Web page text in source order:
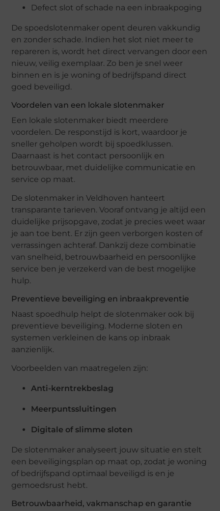
Defect slot of schade na een inbraakpoging
De spoedslotenmaker opent deuren vakkundig
en zonder schade. Indien het slot niet meer te
repareren is, wordt het direct vervangen door een
nieuw, veilig exemplaar. Zo ben je snel weer
binnen en is je woning of bedrijfspand direct
goed beveiligd.
Voordelen van een lokale slotenmaker
Een lokale slotenmaker biedt meerdere
voordelen. De responstijd is kort, waardoor je
sneller geholpen wordt bij spoedklussen.
Daarnaast is het contact persoonlijk en
betrouwbaar, met duidelijke communicatie en
service op maat.
De slotenmaker in Veldhoven hanteert
transparante tarieven. Vooraf ontvang je altijd een
duidelijke prijsopgave, zodat je precies weet waar
je aan toe bent. Er zijn geen verborgen kosten of
verrassingen achteraf. Dankzij deze combinatie
van snelheid, betrouwbaarheid en persoonlijke
service ben je verzekerd van de best mogelijke
hulp.
Preventieve beveiliging en inbraakpreventie
Naast spoedhulp helpt de slotenmaker ook bij
preventieve beveiliging. Moderne sloten en
systemen verkleinen de kans op inbraak
aanzienlijk.
Voorbeelden van maatregelen zijn:
Anti-kerntrekbeslag
Meerpuntssluitingen
Digitale of slimme sloten
De slotenmaker analyseert jouw situatie en stelt
een beveiligingsplan op maat op, zodat je woning
of bedrijfspand optimaal beveiligd is en je
gemoedsrust hebt.
Betrouwbaarheid, vakmanschap en garantie